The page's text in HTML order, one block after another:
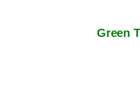
Green